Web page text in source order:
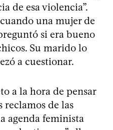
de esa violencia”.
una mujer de
si era bueno
Su marido lo
a cuestionar.
a la hora de pensar
reclamos de las
agenda feminista